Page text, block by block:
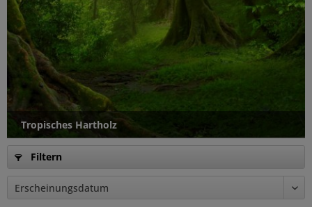
Tropisches Hartholz
Filtern